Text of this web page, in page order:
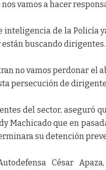
vamos a hacer
de la Policía
buscando dirigentes.
no vamos perdonar el
persecución de
del sector, aseguró
Machicado que en
su detención
César